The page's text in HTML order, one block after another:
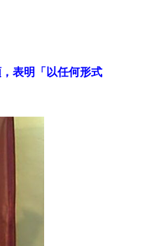
表明「以任何形式